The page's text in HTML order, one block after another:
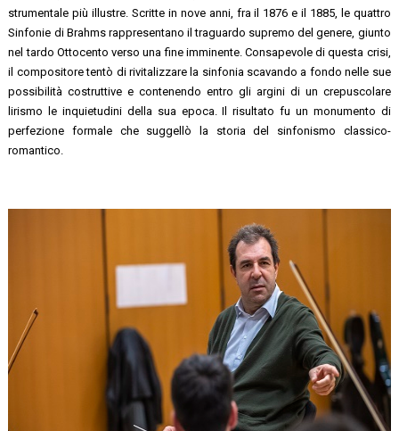
strumentale più illustre. Scritte in nove anni, fra il 1876 e il 1885, le quattro
Sinfonie di Brahms rappresentano il traguardo supremo del genere, giunto
nel tardo Ottocento verso una fine imminente. Consapevole di questa crisi,
il compositore tentò di rivitalizzare la sinfonia scavando a fondo nelle sue
possibilità costruttive e contenendo entro gli argini di un crepuscolare
lirismo le inquietudini della sua epoca. Il risultato fu un monumento di
perfezione formale che suggellò la storia del sinfonismo classico-
romantico.